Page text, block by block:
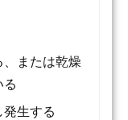
または乾燥
生する